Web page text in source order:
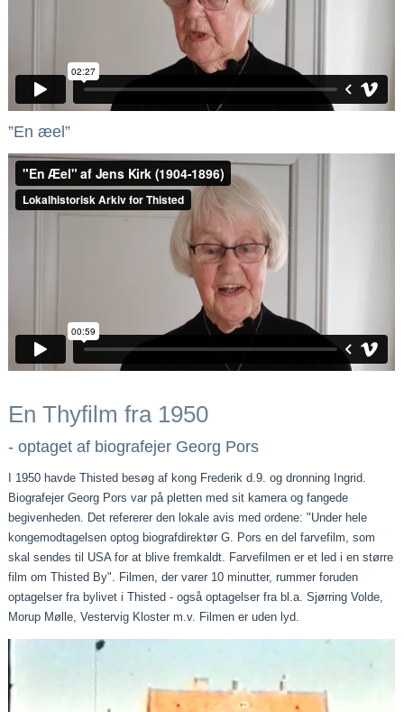
”En æel”
En Thyfilm fra 1950
- optaget af biografejer Georg Pors
I 1950 havde Thisted besøg af kong Frederik d.9. og dronning Ingrid.
Biografejer Georg Pors var på pletten med sit kamera og fangede
begivenheden. Det refererer den lokale avis med ordene: "Under hele
kongemodtagelsen optog biografdirektør G. Pors en del farvefilm, som
skal sendes til USA for at blive fremkaldt. Farvefilmen er et led i en større
film om Thisted By". Filmen, der varer 10 minutter, rummer foruden
optagelser fra bylivet i Thisted - også optagelser fra bl.a. Sjørring Volde,
Morup Mølle, Vestervig Kloster m.v. Filmen er uden lyd.